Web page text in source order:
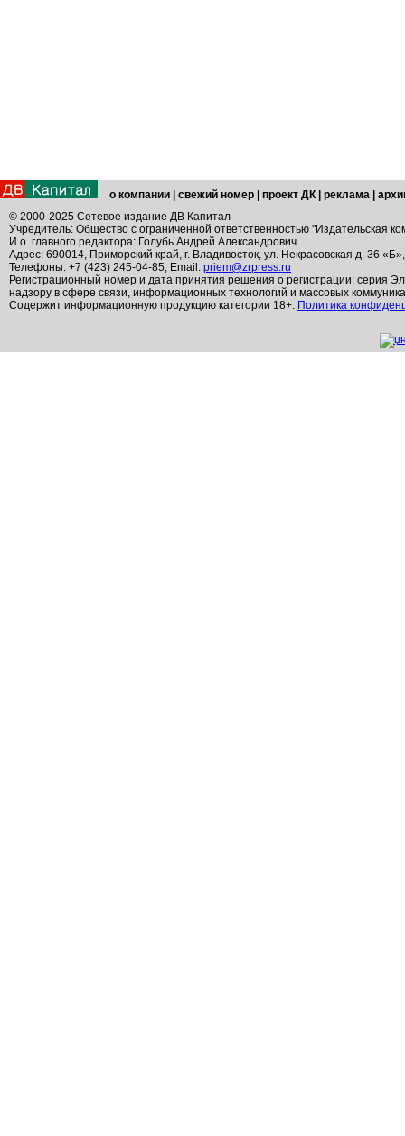
о компании свежий номер проект ДК реклама
© 2000-2025 Сетевое издание ДВ Капитал
Учредитель: Общество с ограниченной ответственностью "Издательская
И.о. главного редактора: Голубь Андрей Александрович
Адрес: 690014, Приморский край, г. Владивосток, ул. Некрасовская д. 36
Телефоны: +7 (423) 245-04-85; Email: priem@zrpress.ru
Регистрационный номер и дата принятия решения о регистрации: серия
надзору в сфере связи, информационных технологий и массовых
Содержит информационную продукцию категории 18+. Политика